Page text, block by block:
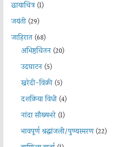
छायाचित्र(1)
जयंती(29)
जाहिरात(68)
अभिष्ठचिंतन(20)
उदघाटन(5)
खरेदी-विक्री(5)
दशक्रिया विधी(4)
नांदा सौख्यभरे(1)
भावपूर्ण श्रद्धांजली/पुण्यस्मरण(22)